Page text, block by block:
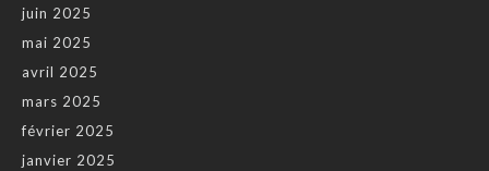
juin 2025
mai 2025
avril 2025
mars 2025
février 2025
janvier 2025